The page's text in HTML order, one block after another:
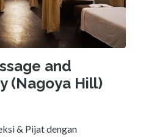
and
(Nagoya Hill)
& Pijat dengan